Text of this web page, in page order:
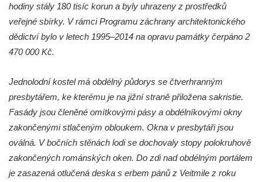
roušky pot z tváře
Křížová cesta Římov – XIX. kaple – Kristus
kříž nesoucí potkává Pannu Marii
Křížová cesta Římov – XVII. kaple – Velký
Pilát
Křížová cesta Římov – XVI. kaple – U
Herodesa
Křížová cesta Římov – XV. kaple – Malý
Pilát
hodiny stály 180 tisíc korun a byly uhrazeny z prostředků
veřejné sbírky. V rámci Programu záchrany architektonického
dědictví bylo v letech 1995–2014 na opravu památky čerpáno 2
470 000 Kč.
Jednolodní kostel má obdélný půdorys se čtverhranným
presbytářem, ke kterému je na jižní straně přiložena sakristie.
Fasády jsou členěné omítkovými pásy a obdélníkovými okny
zakončenými stlačeným obloukem. Okna v presbytáři jsou
oválná. V bočních stěnách lodi se dochovaly stopy polokruhově
zakončených románských oken. Do zdi nad obdélným portálem
je zasazená otlučená deska s erbem pánů z Veitmile z roku